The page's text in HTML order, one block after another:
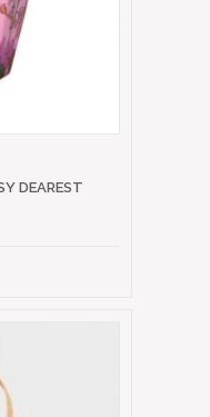
DEAREST